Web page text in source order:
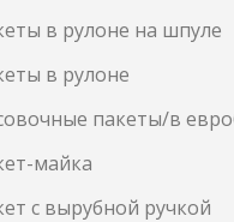
в рулоне на шпуле
в рулоне
пакеты/в
майка
с вырубной ручкой